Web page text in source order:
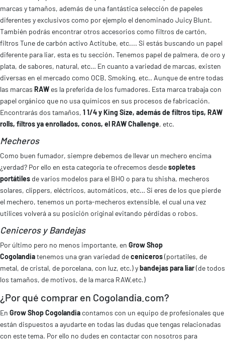
marcas y tamaños, además de una fantástica selección de papeles
diferentes y exclusivos como por ejemplo el denominado Juicy Blunt.
También podrás encontrar otros accesorios como filtros de cartón,
filtros Tune de carbón activo Actitube, etc.... Si estás buscando un papel
diferente para liar, esta es tu sección. Tenemos papel de palmera, de oro y
plata, de sabores, natural, etc… En cuanto a variedad de marcas, existen
diversas en el mercado como OCB, Smoking, etc.. Aunque de entre todas
las marcas RAW es la preferida de los fumadores. Esta marca trabaja con
papel orgánico que no usa químicos en sus procesos de fabricación.
Encontrarás dos tamaños, 1 1/4 y King Size, además de filtros tips, RAW
rolls, filtros ya enrollados, conos, el RAW Challenge, etc.
Mecheros
Como buen fumador, siempre debemos de llevar un mechero encima
¿verdad? Por ello en esta categoría te ofrecemos desdesopletes
portátiles de varios modelos para el BHO o para tu shisha, mecheros
solares, clippers, eléctricos, automáticos, etc… Si eres de los que pierde
el mechero, tenemos un porta-mecheros extensible, el cual una vez
utilices volverá a su posición original evitando pérdidas o robos.
Ceniceros y Bandejas
Por último pero no menos importante, en Grow Shop
Cogolandiatenemos una gran variedad deceniceros(portatiles, de
metal, de cristal, de porcelana, con luz, etc.) ybandejas para liar(de todos
los tamaños, de motivos, de la marca RAW,etc.)
¿Por qué comprar en Cogolandia.com?
En Grow Shop Cogolandia contamos con un equipo de profesionales que
están dispuestos a ayudarte en todas las dudas que tengas relacionadas
con este tema. Por ello no dudes en contactar con nosotros para